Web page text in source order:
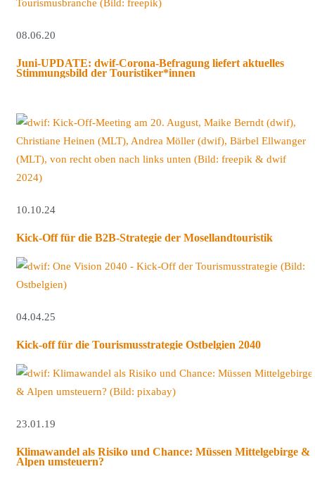
08.06.20
Juni-UPDATE: dwif-Corona-Befragung liefert aktuelles
Stimmungsbild der Touristiker*innen
10.10.24
Kick-Off für die B2B-Strategie der Mosellandtouristik
04.04.25
Kick-off für die Tourismusstrategie Ostbelgien 2040
23.01.19
Klimawandel als Risiko und Chance: Müssen Mittelgebirge &
Alpen umsteuern?